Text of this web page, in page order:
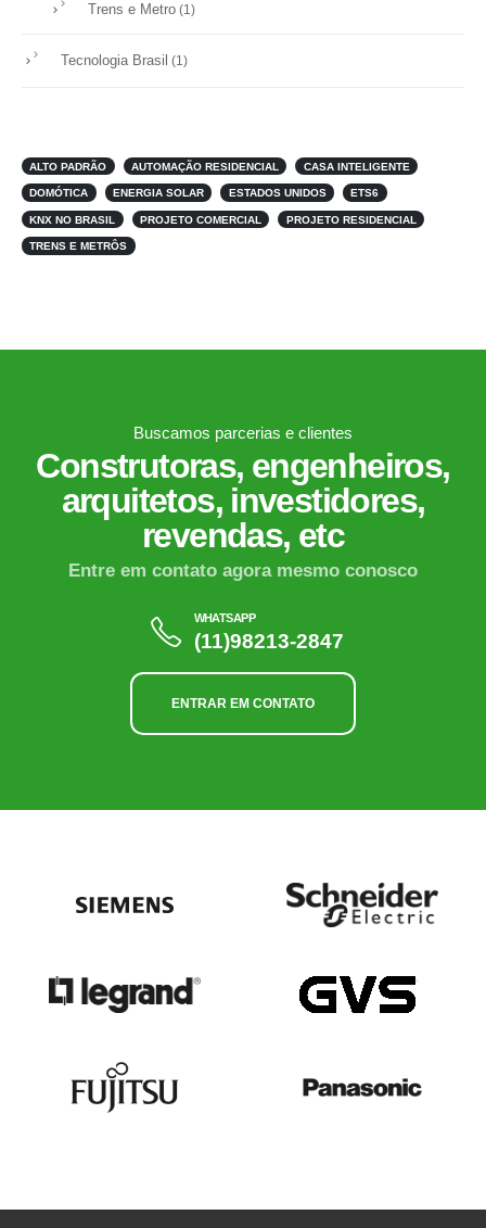
Trens e Metro (1)
Tecnologia Brasil (1)
ALTO PADRÃO AUTOMAÇÃO RESIDENCIAL CASA INTELIGENTE
DOMÓTICA ENERGIA SOLAR ESTADOS UNIDOS ETS6
KNX NO BRASIL PROJETO COMERCIAL PROJETO RESIDENCIAL
TRENS E METRÔS
Buscamos parcerias e clientes
Construtoras, engenheiros,
arquitetos, investidores,
revendas, etc
Entre em contato agora mesmo conosco
WHATSAPP
(11)98213-2847
ENTRAR EM CONTATO